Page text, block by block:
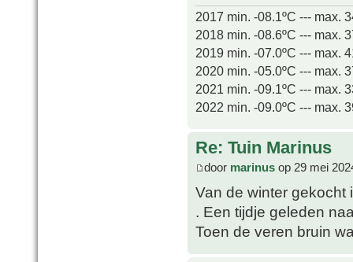
2017 min. -08.1ºC --- max.
2018 min. -08.6ºC --- max.
2019 min. -07.0ºC --- max.
2020 min. -05.0ºC --- max.
2021 min. -09.1ºC --- max.
2022 min. -09.0ºC --- max.
Re: Tuin Marinus
door marinus op 29 mei
Van de winter
. Een tijdje geleden
Toen de veren bruin